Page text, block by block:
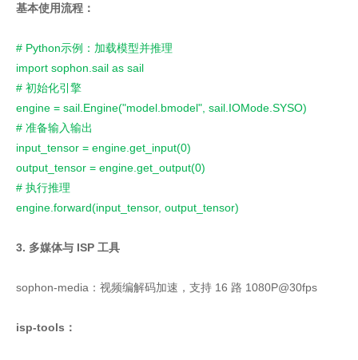
基本使用流程：
# Python示例：加载模型并推理
import sophon.sail as sail
# 初始化引擎
engine = sail.Engine("model.bmodel", sail.IOMode.SYSO)
# 准备输入输出
input_tensor = engine.get_input(0)
output_tensor = engine.get_output(0)
# 执行推理
engine.forward(input_tensor, output_tensor)
3. 多媒体与 ISP 工具
sophon-media：视频编解码加速，支持 16 路 1080P@30fps
isp-tools：